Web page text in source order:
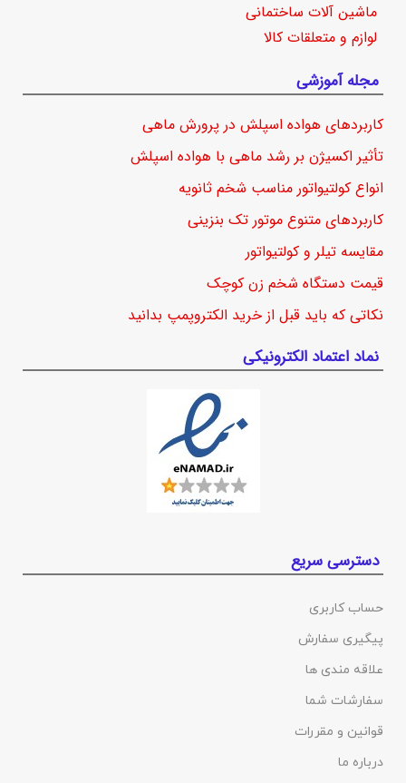
ماشین آلات ساختمانی
لوازم و متعلقات کالا
مجله آموزشی
کاربردهای هواده اسپلش در پرورش ماهی
تأثیر اکسیژن بر رشد ماهی با هواده اسپلش
انواع کولتیواتور مناسب شخم ثانویه
کاربردهای متنوع موتور تک بنزینی
مقایسه تیلر و کولتیواتور
قیمت دستگاه شخم زن کوچک
نکاتی که باید قبل از خرید الکتروپمپ بدانید
نماد اعتماد الکترونیکی
دسترسی سریع
حساب کاربری
پیگیری سفارش
علاقه مندی ها
سفارشات شما
قوانین و مقررات
درباره ما